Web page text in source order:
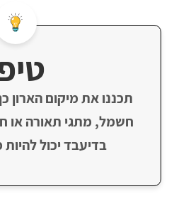
תכננו את מיקום הארון
חשמל, מתגי תאורה או
בדיעבד יכול